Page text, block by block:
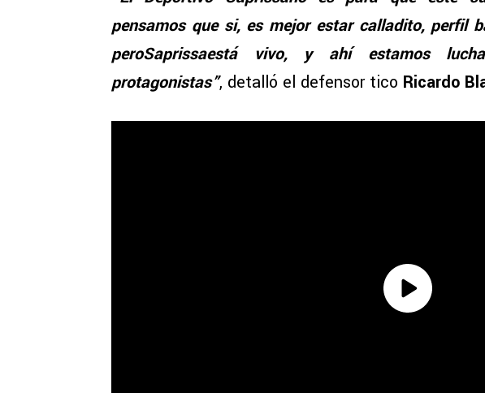
pensamos que si, es mejor estar calladito, perfil
peroSaprissaestá vivo, y ahí estamos
protagonistas”, detalló el defensor tico Ricardo